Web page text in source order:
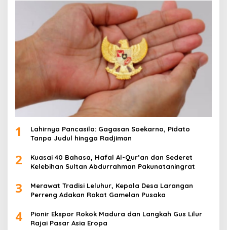
1
Lahirnya Pancasila: Gagasan Soekarno, Pidato
Tanpa Judul hingga Radjiman
2
Kuasai 40 Bahasa, Hafal Al-Qur’an dan Sederet
Kelebihan Sultan Abdurrahman Pakunataningrat
3
Merawat Tradisi Leluhur, Kepala Desa Larangan
Perreng Adakan Rokat Gamelan Pusaka
4
Pionir Ekspor Rokok Madura dan Langkah Gus Lilur
Rajai Pasar Asia Eropa